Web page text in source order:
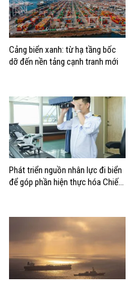
Cảng biển xanh: từ hạ tầng bốc
dỡ đến nền tảng cạnh tranh mới
Phát triển nguồn nhân lực đi biển
để góp phần hiện thực hóa Chiến